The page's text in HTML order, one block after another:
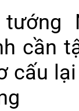
cần
cấu